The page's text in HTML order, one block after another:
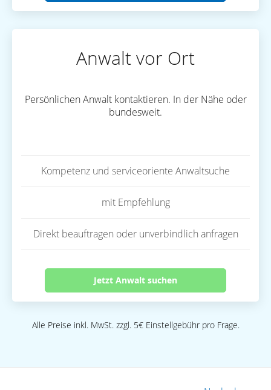
Anwalt vor Ort
Persönlichen Anwalt kontaktieren. In der Nähe oder
bundesweit.
Kompetenz und serviceoriente Anwaltsuche
mit Empfehlung
Direkt beauftragen oder unverbindlich anfragen
Jetzt Anwalt suchen
Alle Preise inkl. MwSt. zzgl. 5€ Einstellgebühr pro Frage.